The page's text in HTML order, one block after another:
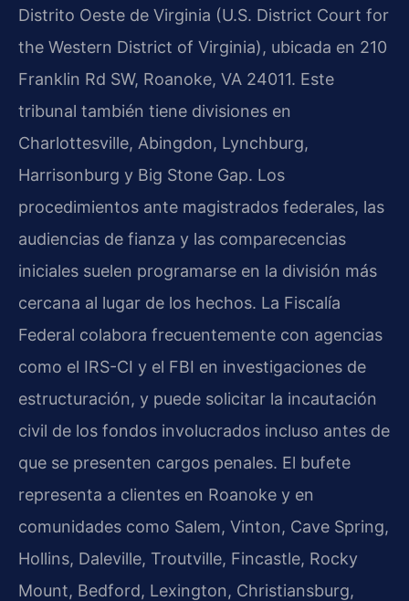
Distrito Oeste de Virginia (U.S. District Court for
the Western District of Virginia), ubicada en 210
Franklin Rd SW, Roanoke, VA 24011. Este
tribunal también tiene divisiones en
Charlottesville, Abingdon, Lynchburg,
Harrisonburg y Big Stone Gap. Los
procedimientos ante magistrados federales, las
audiencias de fianza y las comparecencias
iniciales suelen programarse en la división más
cercana al lugar de los hechos. La Fiscalía
Federal colabora frecuentemente con agencias
como el IRS-CI y el FBI en investigaciones de
estructuración, y puede solicitar la incautación
civil de los fondos involucrados incluso antes de
que se presenten cargos penales. El bufete
representa a clientes en Roanoke y en
comunidades como Salem, Vinton, Cave Spring,
Hollins, Daleville, Troutville, Fincastle, Rocky
Mount, Bedford, Lexington, Christiansburg,